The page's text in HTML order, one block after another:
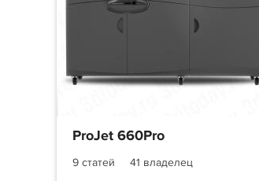
ProJet 660Pro
9 статей
41 владелец